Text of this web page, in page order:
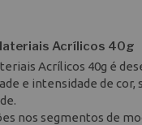
Acrílicos 40g
Acrílicos 40g é
e intensidade de cor,
nos segmentos de